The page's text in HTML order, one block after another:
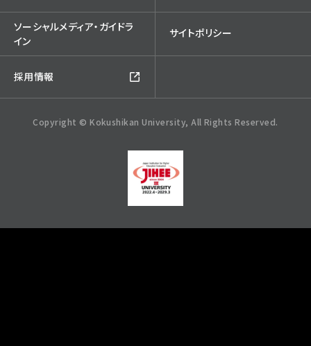
ソーシャルメディア・ガイドラ
イン
サイトポリシー
採用情報
Copyright © Kokushikan University, All Rights Reserved.